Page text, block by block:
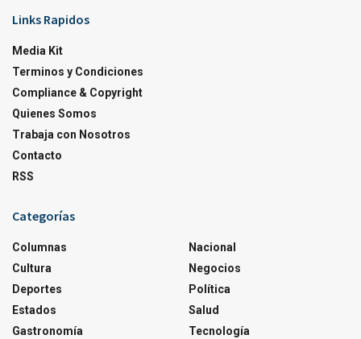
Links Rapidos
Media Kit
Terminos y Condiciones
Compliance & Copyright
Quienes Somos
Trabaja con Nosotros
Contacto
RSS
Categorías
Columnas
Cultura
Deportes
Estados
Gastronomía
Nacional
Negocios
Política
Salud
Tecnología